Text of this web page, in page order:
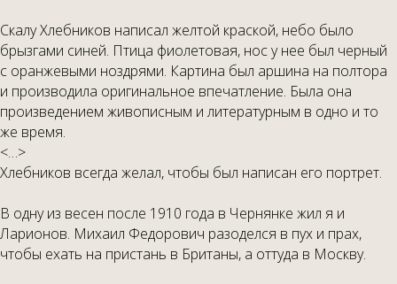
Скалу Хлебников написал желтой краской, небо было
брызгами синей. Птица фиолетовая, нос у нее был черный
с оранжевыми ноздрями. Картина был аршина на полтора
и производила оригинальное впечатление. Была она
произведением живописным и литературным в одно и то
же время.
<…>
Хлебников всегда желал, чтобы был написан его портрет.
В одну из весен после 1910 года в Чернянке жил я и
Ларионов. Михаил Федорович разоделся в пух и прах,
чтобы ехать на пристань в Британы, а оттуда в Москву.